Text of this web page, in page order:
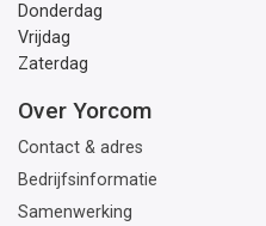
Donderdag
Vrijdag
Zaterdag
Over Yorcom
Contact & adres
Bedrijfsinformatie
Samenwerking